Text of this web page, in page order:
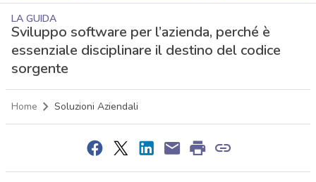
LA GUIDA
Sviluppo software per l’azienda, perché è
essenziale disciplinare il destino del codice
sorgente
Home Soluzioni Aziendali